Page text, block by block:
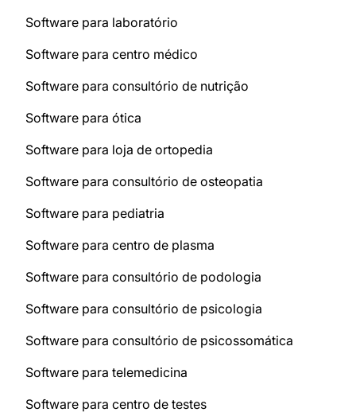
Software para laboratório
Software para centro médico
Software para consultório de nutrição
Software para ótica
Software para loja de ortopedia
Software para consultório de osteopatia
Software para pediatria
Software para centro de plasma
Software para consultório de podologia
Software para consultório de psicologia
Software para consultório de psicossomática
Software para telemedicina
Software para centro de testes